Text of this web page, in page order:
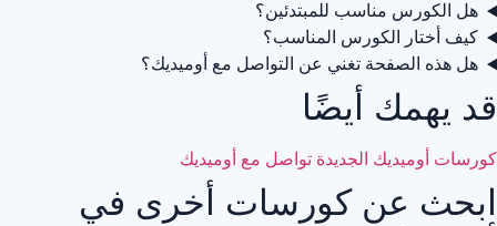
هل الكورس مناسب للمبتدئين؟
كيف أختار الكورس المناسب؟
هل هذه الصفحة تغني عن التواصل مع أوميديك؟
قد يهمك أيضًا
كورسات أوميديك الجديدة تواصل مع أوميديك
ابحث عن كورسات أخرى في